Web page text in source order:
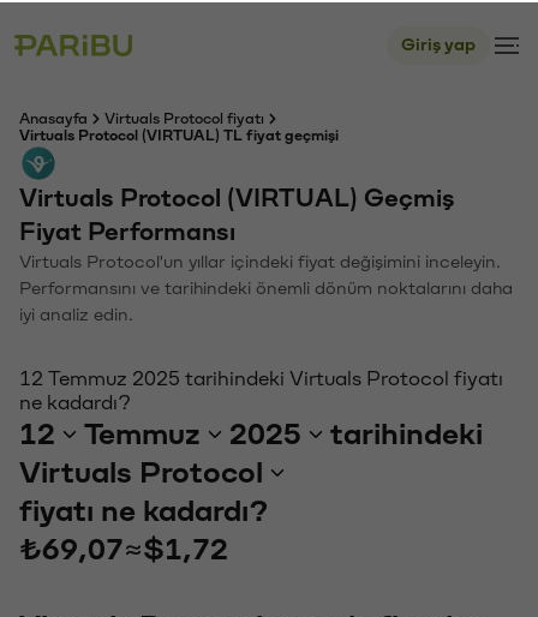
Giriş yap
Anasayfa
Virtuals Protocol fiyatı
Virtuals Protocol (VIRTUAL) TL fiyat geçmişi
Virtuals Protocol (VIRTUAL) Geçmiş
Fiyat Performansı
Virtuals Protocol'un yıllar içindeki fiyat değişimini inceleyin.
Performansını ve tarihindeki önemli dönüm noktalarını daha
iyi analiz edin.
12 Temmuz 2025 tarihindeki Virtuals Protocol fiyatı
ne kadardı?
12 Temmuz 2025
tarihindeki
Virtuals Protocol
fiyatı ne kadardı?
₺69,07≈$1,72